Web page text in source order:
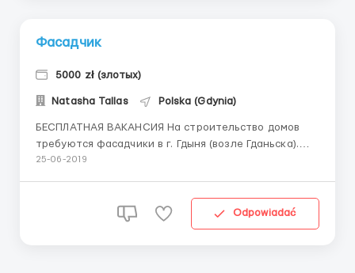
Фасадчик
5000 zł (злотых)
Natasha Tallas Polska (Gdynia)
БЕСПЛАТНАЯ ВАКАНСИЯ На строительство домов
требуются фасадчики в г. Гдыня (возле Гданьска).
Наши ожидания: опыт работы на фасадах,
паспорта или открытой рабочей визы кандидаты не
25-06-2019
Odpowiadać